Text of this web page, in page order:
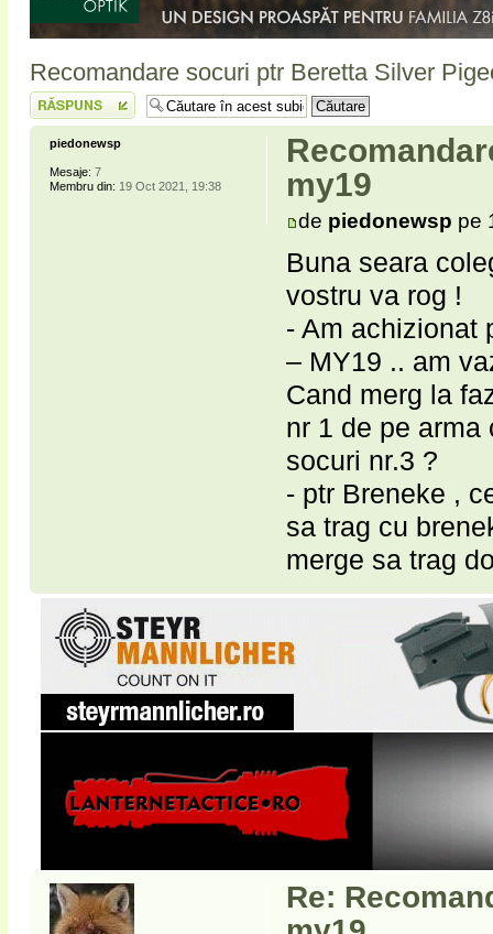
Recomandare socuri ptr Beretta Silver
Scrie un răspuns
my19
de piedonewsp pe
Buna seara
vostru va rog !
- Am achizionat
– MY19 .. am
Cand merg la
nr 1 de pe arma
socuri nr.3 ?
- ptr Breneke ,
sa trag cu
merge sa trag
piedonewsp
Mesaje: 7
Membru din: 19 Oct 2021, 19:38
Re: